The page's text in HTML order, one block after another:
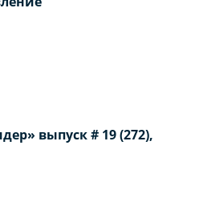
выпуск # 19 (272),